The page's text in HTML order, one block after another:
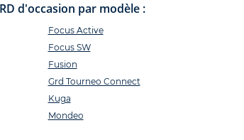
d'occasion par modèle :
Focus Active
Focus SW
Fusion
Grd Tourneo Connect
Kuga
Mondeo